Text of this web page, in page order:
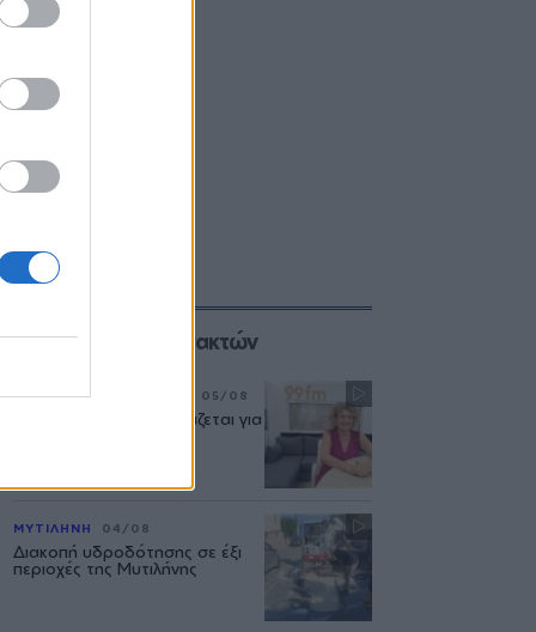
Επιλογές των Συντακτών
ΣΥΝΕΝΤΕΥΞΗ 05/08
«Η ασφάλεια δεν θυσιάζεται για
ΜΥΤΙΛΗΝΗ 04/08
Διακοπή υδροδότησης σε έξι
περιοχές της Μυτιλήνης